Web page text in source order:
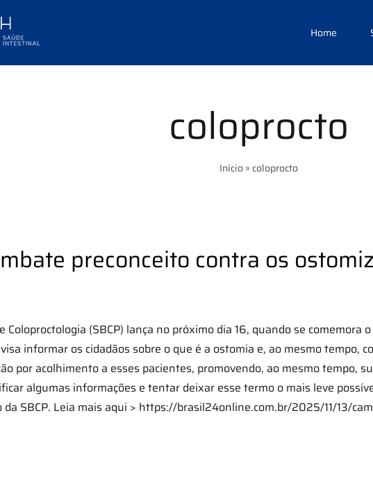
Home
coloprocto
Início» coloprocto
preconceito contra os
Coloproctologia (SBCP) lança no próximo dia 16, quando se comemora
informar os cidadãos sobre o que é a ostomia e, ao mesmo tempo,
por acolhimento a esses pacientes, promovendo, ao mesmo tempo,
algumas informações e tentar deixar esse termo o mais leve
da SBCP. Leia mais aqui > https://brasil24online.com.br/2025/11/13/